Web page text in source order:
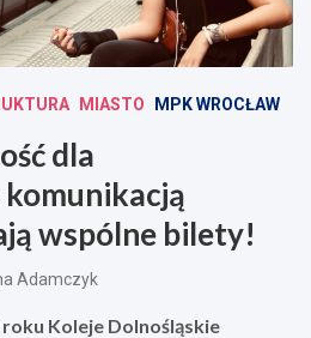
MIASTO MPK WROCŁAW
dla
wspólne bilety!
Adamczyk
Koleje Dolnośląskie